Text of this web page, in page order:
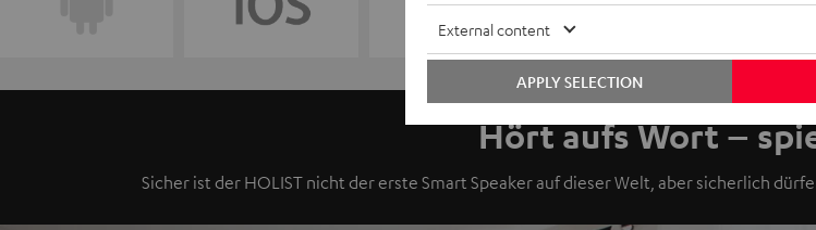
Hört aufs Wort –
Sicher ist der HOLIST nicht der erste Smart Speaker auf dieser Welt, aber sicherlich
External content
APPLY SELECTION